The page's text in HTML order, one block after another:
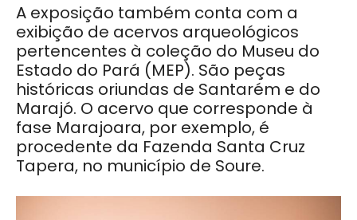
A exposição também conta com a
exibição de acervos arqueológicos
pertencentes à coleção do Museu do
Estado do Pará (MEP). São peças
históricas oriundas de Santarém e do
Marajó. O acervo que corresponde à
fase Marajoara, por exemplo, é
procedente da Fazenda Santa Cruz
Tapera, no município de Soure.